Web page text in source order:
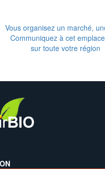
Vous organisez un marché,
Communiquez à cet
sur toute votre région